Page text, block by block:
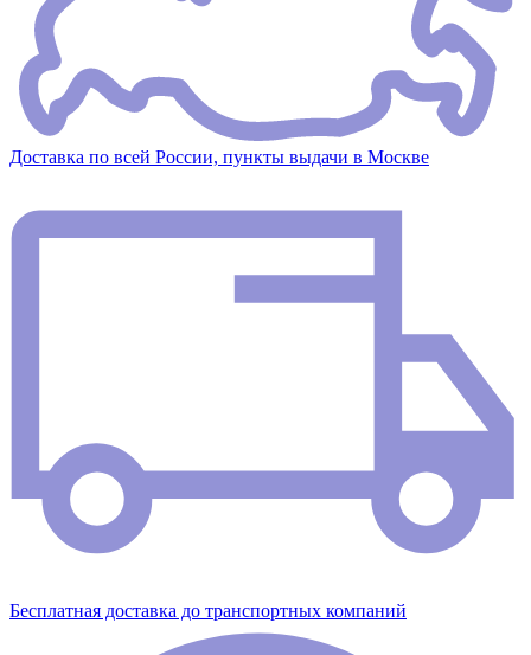
Доставка по всей России, пункты выдачи в Москве
Бесплатная доставка до транспортных компаний